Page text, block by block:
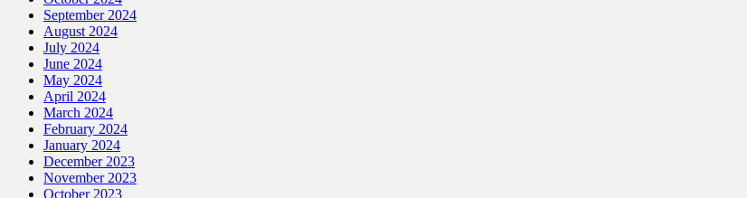
September 2024
August 2024
July 2024
June 2024
May 2024
April 2024
March 2024
February 2024
January 2024
December 2023
November 2023
October 2023